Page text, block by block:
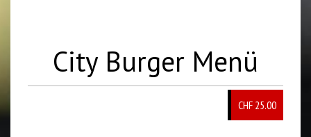
City Burger Menü
CHF 25.00